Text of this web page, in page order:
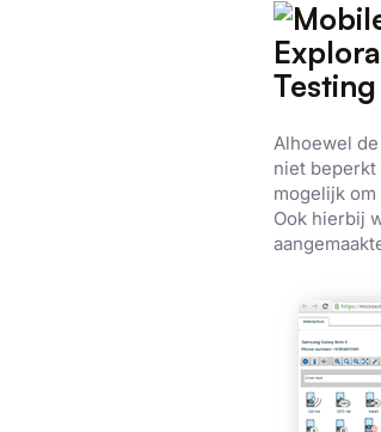
Alhoewel
niet
mogelijk
Ook hierbij